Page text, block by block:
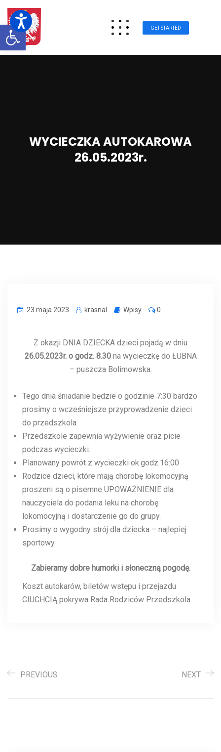
Otwórz pasek narzędziGET STARTED
WYCIECZKA AUTOKAROWA
26.05.2023r.
23 maja 2023 krasnal Wpisy 0
Z okazji DNIA DZIECKA dzieci pojadą w dniu
26.05.2023r. o godz. 8.30na wycieczkę do ŁUBNA
– puszcza Bolimowska.
Tego dnia śniadanie będzie o godzinie 7:30 bardzo
prosimy o wcześniejsze przyprowadzenie dzieci
do przedszkola.
Przedszkole zapewnia wyżywienie oraz picie
podczas wycieczki.
Planowany powrót z wycieczki ok.godz.16:00
Rodzice dzieci, które mają chorobę lokomocyjną
proszeni są o pisemne UPOWAŻNIENIE dla
nauczyciela do podania leku na chorobę
lokomocyjną i dostarczenie go do grupy.
Prosimy o wygodny strój dla dziecka – najlepiej
sportowy.
Zabieramy dobre humorki i słoneczną pogodę.
Koszt autokarów, biletów wstępu i przejazdu
CIUCHCIĄ pokrywa Rada Rodziców Przedszkola.
PREVIOUS NEXT